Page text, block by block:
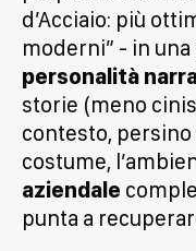
d’Acciaio: più
moderni” - in una
personalità
storie (meno
contesto,
costume,
aziendale
punta a